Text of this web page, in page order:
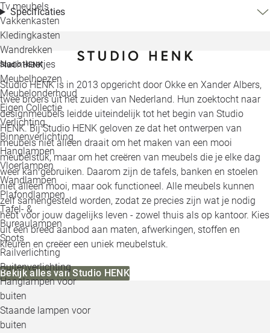
Tv meubels
Vakkenkasten
Kledingkasten
Wandrekken
Nachtkastjes
Meubelhoezen
Meubelonderhoud
Eigen Collectie
Verlichting
Binnenverlichting
Hanglampen
Vloerlampen
Wandlampen
Plafondlampen
Tafel- &
Bureaulampen
Spots
Railverlichting
Buitenverlichting
Hanglampen voor
buiten
Staande lampen voor
buiten
Specificaties
Studio HENK
Studio HENK is in 2013 opgericht door Okke en Xander Albers,
twee broers uit het zuiden van Nederland. Hun zoektocht naar
designmeubels leidde uiteindelijk tot het begin van Studio
HENK. Bij Studio HENK geloven ze dat het ontwerpen van
meubels niet alleen draait om het maken van een mooi
meubelstuk, maar om het creëren van meubels die je elke dag
weer kan gebruiken. Daarom zijn de tafels, banken en stoelen
niet alleen mooi, maar ook functioneel. Alle meubels kunnen
zelf samengesteld worden, zodat ze precies zijn wat je nodig
hebt voor jouw dagelijks leven - zowel thuis als op kantoor. Kies
uit een breed aanbod aan maten, afwerkingen, stoffen en
kleuren en creëer een uniek meubelstuk.
Bekijk alles van Studio HENK